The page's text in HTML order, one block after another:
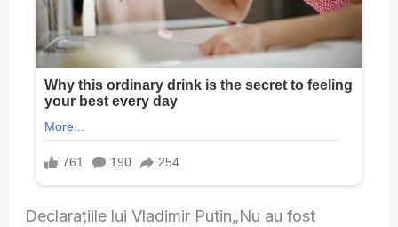
Declarațiile lui Vladimir Putin„Nu au fost